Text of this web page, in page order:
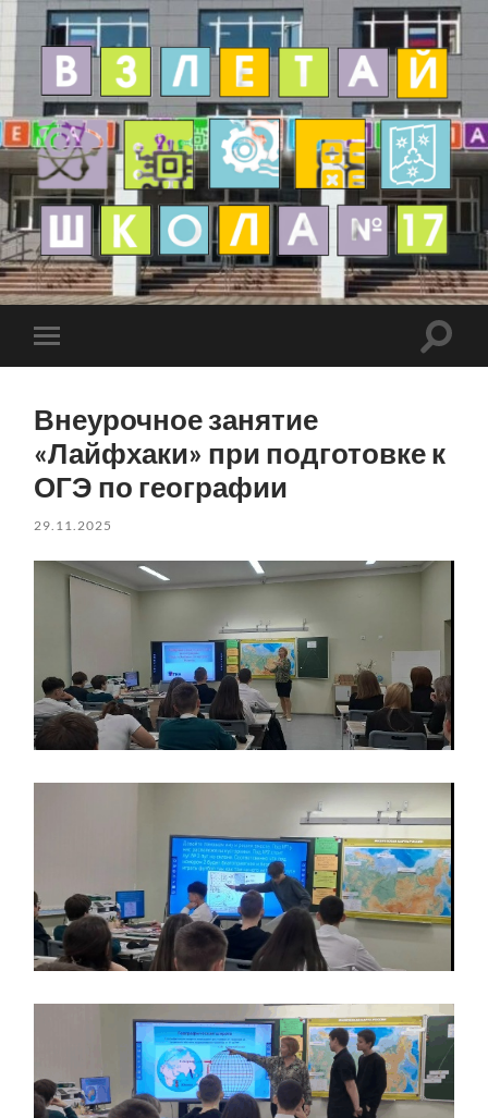
Внеурочное занятие
«Лайфхаки» при подготовке к
ОГЭ по географии
29.11.2025